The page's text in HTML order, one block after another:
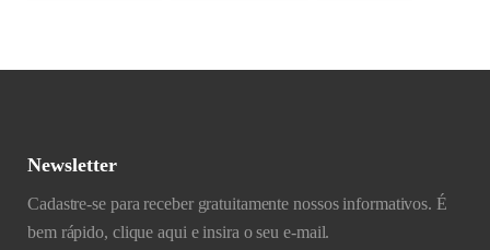
Newsletter
Cadastre-se para receber gratuitamente nossos informativos. É
bem rápido, clique aqui e insira o seu e-mail.